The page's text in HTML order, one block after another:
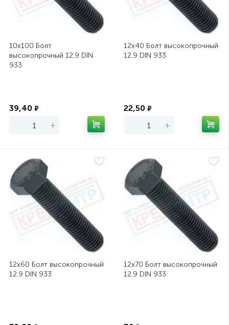
10х100 Болт
высокопрочный 12.9 DIN
933
39,40 ₽
- +
12х40 Болт высокопрочный
12.9 DIN 933
22,50 ₽
- +
12х60 Болт высокопрочный
12.9 DIN 933
12х70 Болт высокопрочный
12.9 DIN 933